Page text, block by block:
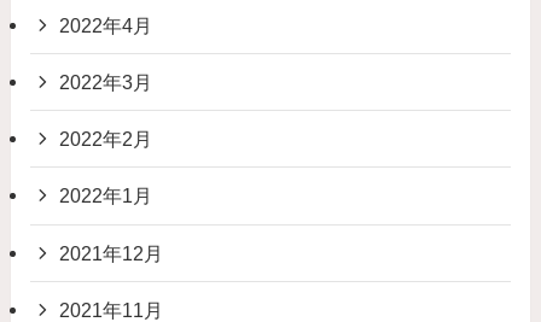
2022年4月
2022年3月
2022年2月
2022年1月
2021年12月
2021年11月